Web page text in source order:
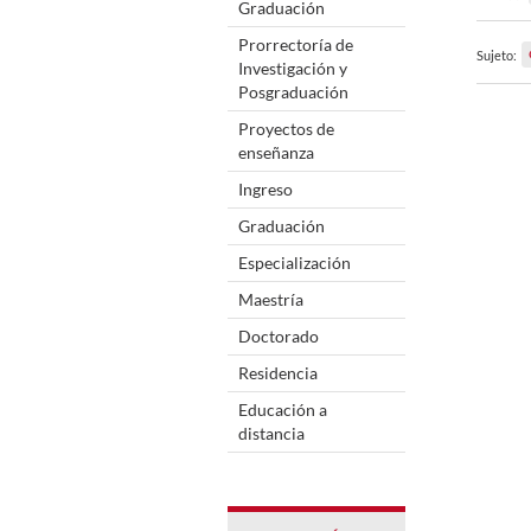
Graduación
Prorrectoría de
Investigación y
Posgraduación
Proyectos de
enseñanza
Ingreso
Graduación
Especialización
Maestría
Doctorado
Residencia
Educación a
distancia
Sujeto: